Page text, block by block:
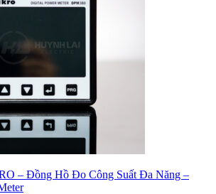
– Đồng Hồ Đo Công Suất Đa Năng –